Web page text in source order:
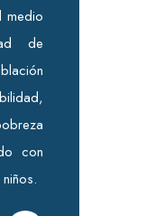
medio
de
con